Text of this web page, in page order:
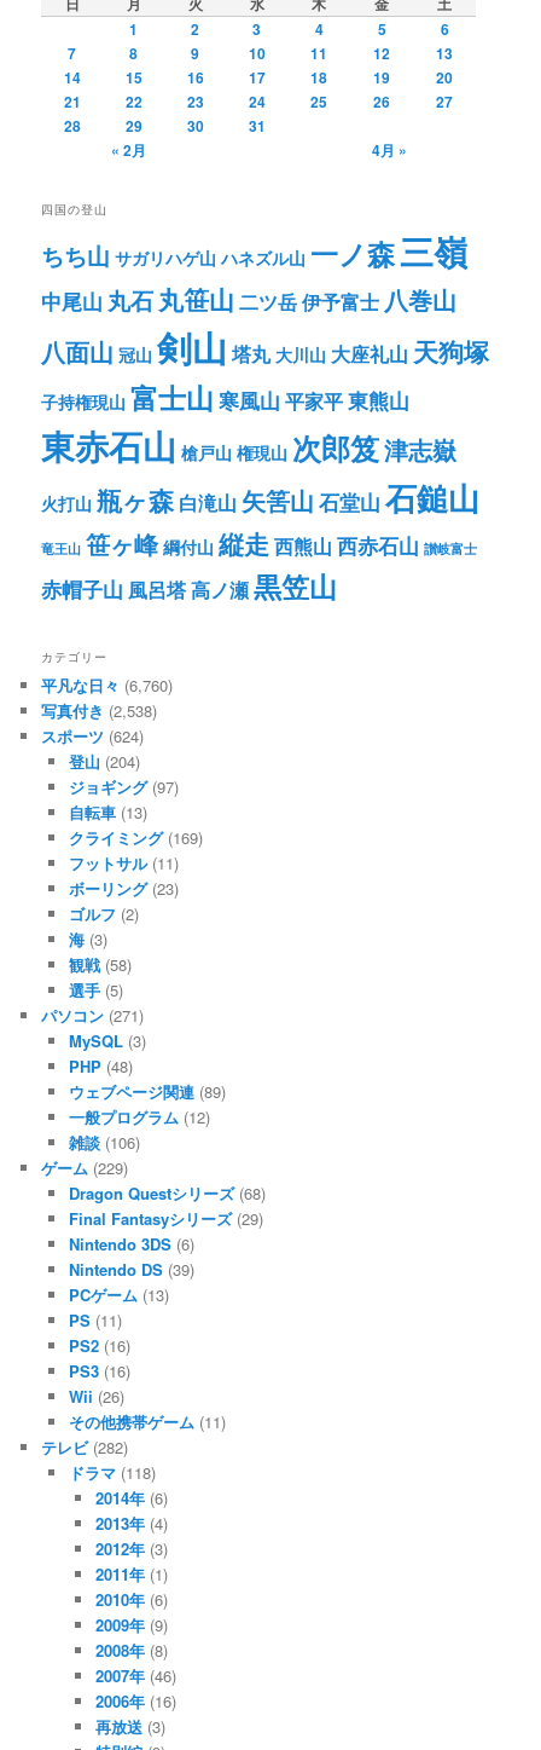
1
2 3 4 5
6
7
8 9 10 11 12
13
14
15 16 17 18 19
20
21
22 23 24 25 26
27
28
29 30
31
« 2月
4月 »
四国の登山
ちち山 サガリハゲ山 ハネズル山 一ノ森三嶺
中尾山 丸石丸笹山 二ツ岳伊予富士 八巻山
八面山 冠山 剣山 塔丸 大川山 大座礼山 天狗塚
子持権現山 富士山 寒風山 平家平東熊山
東赤石山 槍戸山 権現山 次郎笈津志嶽
火打山 瓶ヶ森 白滝山 矢筈山 石堂山 石鎚山
竜王山 笹ヶ峰 綱付山 縦走西熊山 西赤石山 讃岐富士
赤帽子山 風呂塔高ノ瀬黒笠山
カテゴリー
平凡な日々 (6,760)
写真付き (2,538)
スポーツ (624)
登山 (204)
ジョギング(97)
自転車(13)
クライミング(169)
フットサル(11)
ボーリング(23)
ゴルフ (2)
海(3)
観戦(58)
選手(5)
パソコン (271)
MySQL(3)
PHP(48)
ウェブページ関連(89)
一般プログラム (12)
雑談(106)
ゲーム (229)
Dragon Questシリーズ(68)
Final Fantasyシリーズ(29)
Nintendo 3DS(6)
Nintendo DS(39)
PCゲーム (13)
PS(11)
PS2(16)
PS3(16)
Wii (26)
その他携帯ゲーム (11)
テレビ(282)
ドラマ(118)
2014年 (6)
2013年 (4)
2012年 (3)
2011年 (1)
2010年 (6)
2009年 (9)
2008年 (8)
2007年 (46)
2006年 (16)
再放送 (3)